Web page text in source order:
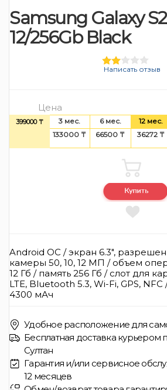
Samsung Galaxy
12/256Gb Black
Написать отзыв
Цена
399000 ₸ 3 мес. 6 мес. 12 мес.
133000 ₸
66500 ₸ 36272 ₸
Android ОС / экран 6.3",
камеры 50, 10, 12 МП / объем
12 Гб / память 256 Гб / слот для
LTE, Bluetooth 5.3, Wi-Fi, GPS,
4300 мАч
Удобное расположение для
Бесплатная доставка курьером
Султан
Гарантия и/или сервисное
12 месяцев